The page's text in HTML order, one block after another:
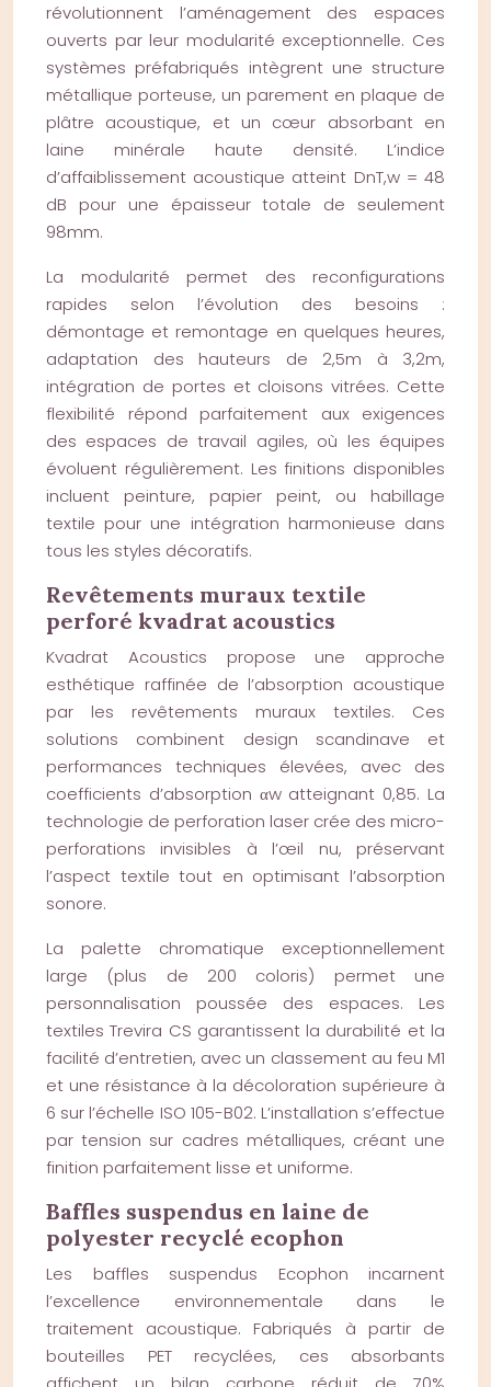
révolutionnent l’aménagement des espaces
ouverts par leur modularité exceptionnelle. Ces
systèmes préfabriqués intègrent une structure
métallique porteuse, un parement en plaque de
plâtre acoustique, et un cœur absorbant en
laine minérale haute densité. L’indice
d’affaiblissement acoustique atteint DnT,w = 48
dB pour une épaisseur totale de seulement
98mm.
La modularité permet des reconfigurations
rapides selon l’évolution des besoins :
démontage et remontage en quelques heures,
adaptation des hauteurs de 2,5m à 3,2m,
intégration de portes et cloisons vitrées. Cette
flexibilité répond parfaitement aux exigences
des espaces de travail agiles, où les équipes
évoluent régulièrement. Les finitions disponibles
incluent peinture, papier peint, ou habillage
textile pour une intégration harmonieuse dans
tous les styles décoratifs.
Revêtements muraux textile
perforé kvadrat acoustics
Kvadrat Acoustics propose une approche
esthétique raffinée de l’absorption acoustique
par les revêtements muraux textiles. Ces
solutions combinent design scandinave et
performances techniques élevées, avec des
coefficients d’absorption αw atteignant 0,85. La
technologie de perforation laser crée des micro-
perforations invisibles à l’œil nu, préservant
l’aspect textile tout en optimisant l’absorption
sonore.
La palette chromatique exceptionnellement
large (plus de 200 coloris) permet une
personnalisation poussée des espaces. Les
textiles Trevira CS garantissent la durabilité et la
facilité d’entretien, avec un classement au feu M1
et une résistance à la décoloration supérieure à
6 sur l’échelle ISO 105-B02. L’installation s’effectue
par tension sur cadres métalliques, créant une
finition parfaitement lisse et uniforme.
Baffles suspendus en laine de
polyester recyclé ecophon
Les baffles suspendus Ecophon incarnent
l’excellence environnementale dans le
traitement acoustique. Fabriqués à partir de
bouteilles PET recyclées, ces absorbants